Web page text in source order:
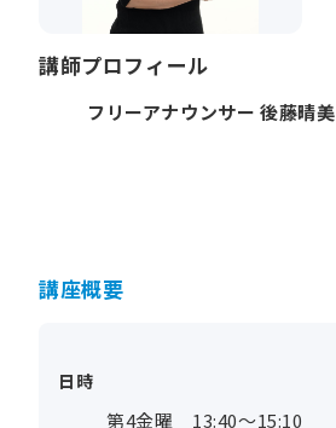
講師プロフィール
フリーアナウンサー 後藤晴美
講座概要
日時
第4金曜 13:40～15:10